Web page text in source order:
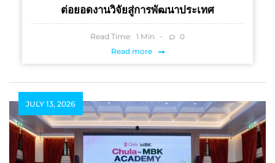
ต่อยอดงานวิจัยสู่การพัฒนาประเทศ
Read Time: 1 Min
0
Read more
JULY 13, 2026